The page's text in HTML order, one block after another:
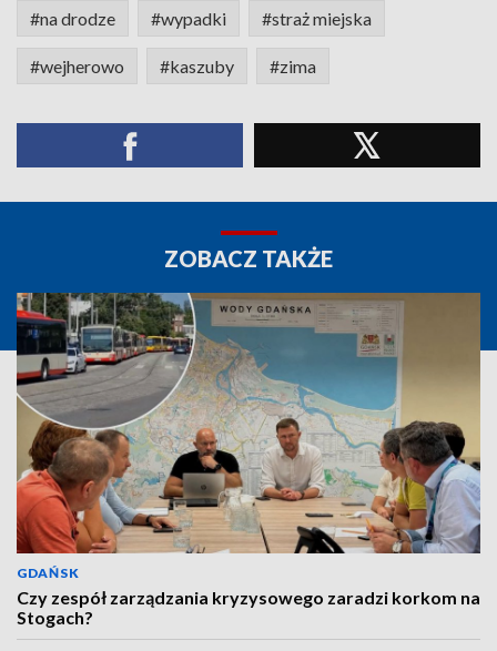
#na drodze #wypadki #straż miejska
#wejherowo #kaszuby #zima
ZOBACZ TAKŻE
GDAŃSK
Czy zespół zarządzania kryzysowego zaradzi korkom na
Stogach?